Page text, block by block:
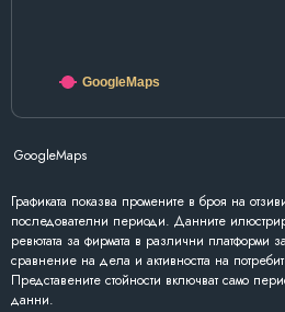
GoogleMaps
GoogleMaps
Графиката показва промените в броя на
последователни периоди. Данните
ревютата за фирмата в различни платформи
сравнение на дела и активността на
Представените стойности включват само
данни.